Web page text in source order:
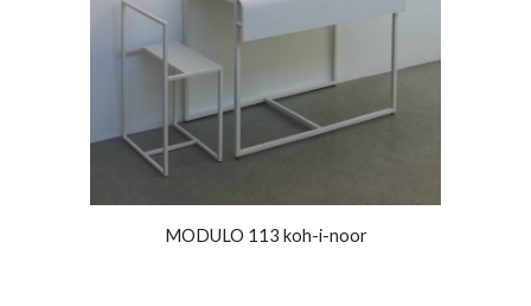
MODULO 113 koh-i-noor